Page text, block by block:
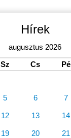
Hírek
augusztus 2026
Sz Cs Pé
5 6 7
12 13 14
19 20 21